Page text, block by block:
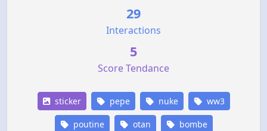
29
Interactions
5
Score Tendance
sticker pepe nuke ww3
poutine otan bombe